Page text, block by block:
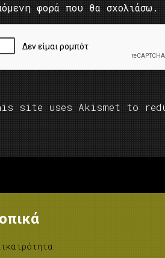
φορά που θα σχολιάσω.
site uses Akismet to